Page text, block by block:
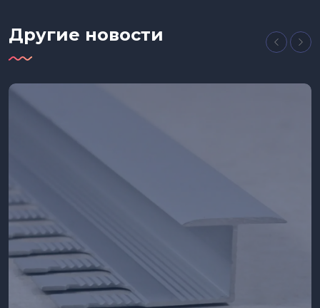
Другие новости